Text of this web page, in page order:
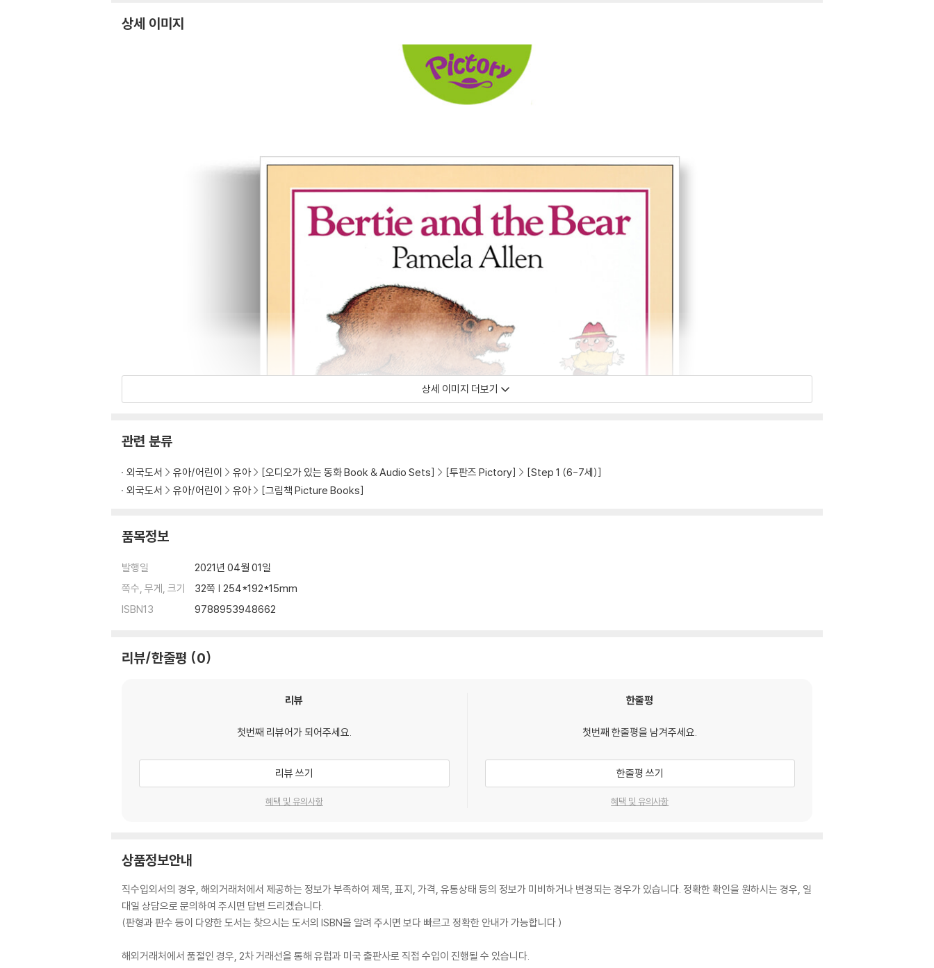
상세 이미지
상세 이미지 더보기
관련 분류
외국도서 유아/어린이 유아 [오디오가 있는 동화 Book & Audio Sets] [투판즈 Pictory]
[Step 1 (6-7세)]
외국도서
유아/어린이 유아 [그림책 Picture Books]
품목정보
발행일
2021년 04월 01일
쪽수, 무게, 크기
32쪽 | 254*192*15mm
ISBN13
9788953948662
리뷰/한줄평 0
리뷰
첫번째 리뷰어가 되어주세요.
리뷰 쓰기
혜택 및 유의사항
한줄평
첫번째 한줄평을 남겨주세요.
한줄평 쓰기
혜택 및 유의사항
상품정보안내
직수입외서의 경우, 해외거래처에서 제공하는 정보가 부족하여 제목, 표지, 가격, 유통상태 등의 정보가 미비하거나 변경되는 경우가 있습니다. 정확한 확인을 원하시는 경우, 일
대일 상담으로 문의하여 주시면 답변 드리겠습니다.
(판형과 판수 등이 다양한 도서는 찾으시는 도서의 ISBN을 알려 주시면 보다 빠르고 정확한 안내가 가능합니다.)
해외거래처에서 품절인 경우, 2차 거래선을 통해 유럽과 미국 출판사로 직접 수입이 진행될 수 있습니다.